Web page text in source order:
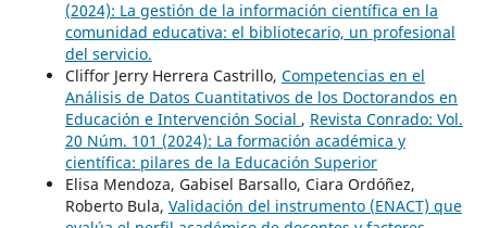
(2024): La gestión de la información científica en la
comunidad educativa: el bibliotecario, un profesional
del servicio.
Cliffor Jerry Herrera Castrillo, Competencias en el
Análisis de Datos Cuantitativos de los Doctorandos en
Educación e Intervención Social , Revista Conrado: Vol.
20 Núm. 101 (2024): La formación académica y
científica: pilares de la Educación Superior
Elisa Mendoza, Gabisel Barsallo, Ciara Ordóñez,
Roberto Bula, Validación del instrumento (ENACT) que